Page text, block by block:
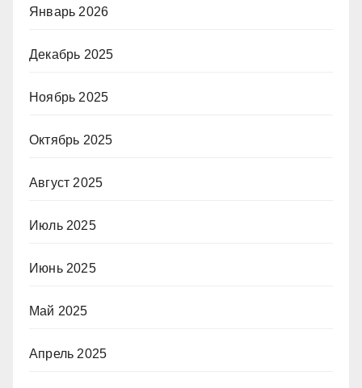
Январь 2026
Декабрь 2025
Ноябрь 2025
Октябрь 2025
Август 2025
Июль 2025
Июнь 2025
Май 2025
Апрель 2025